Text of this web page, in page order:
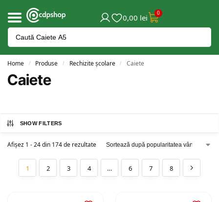
0,00 lei 0
Home / Produse / Rechizite școlare / Caiete
Caiete
SHOW FILTERS
Afișez 1 - 24 din 174 de rezultate
1 2 3 4 … 6 7 8